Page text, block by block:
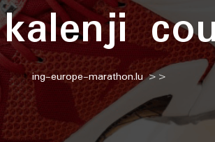
kalenji
ing-europe-marathon.lu>>